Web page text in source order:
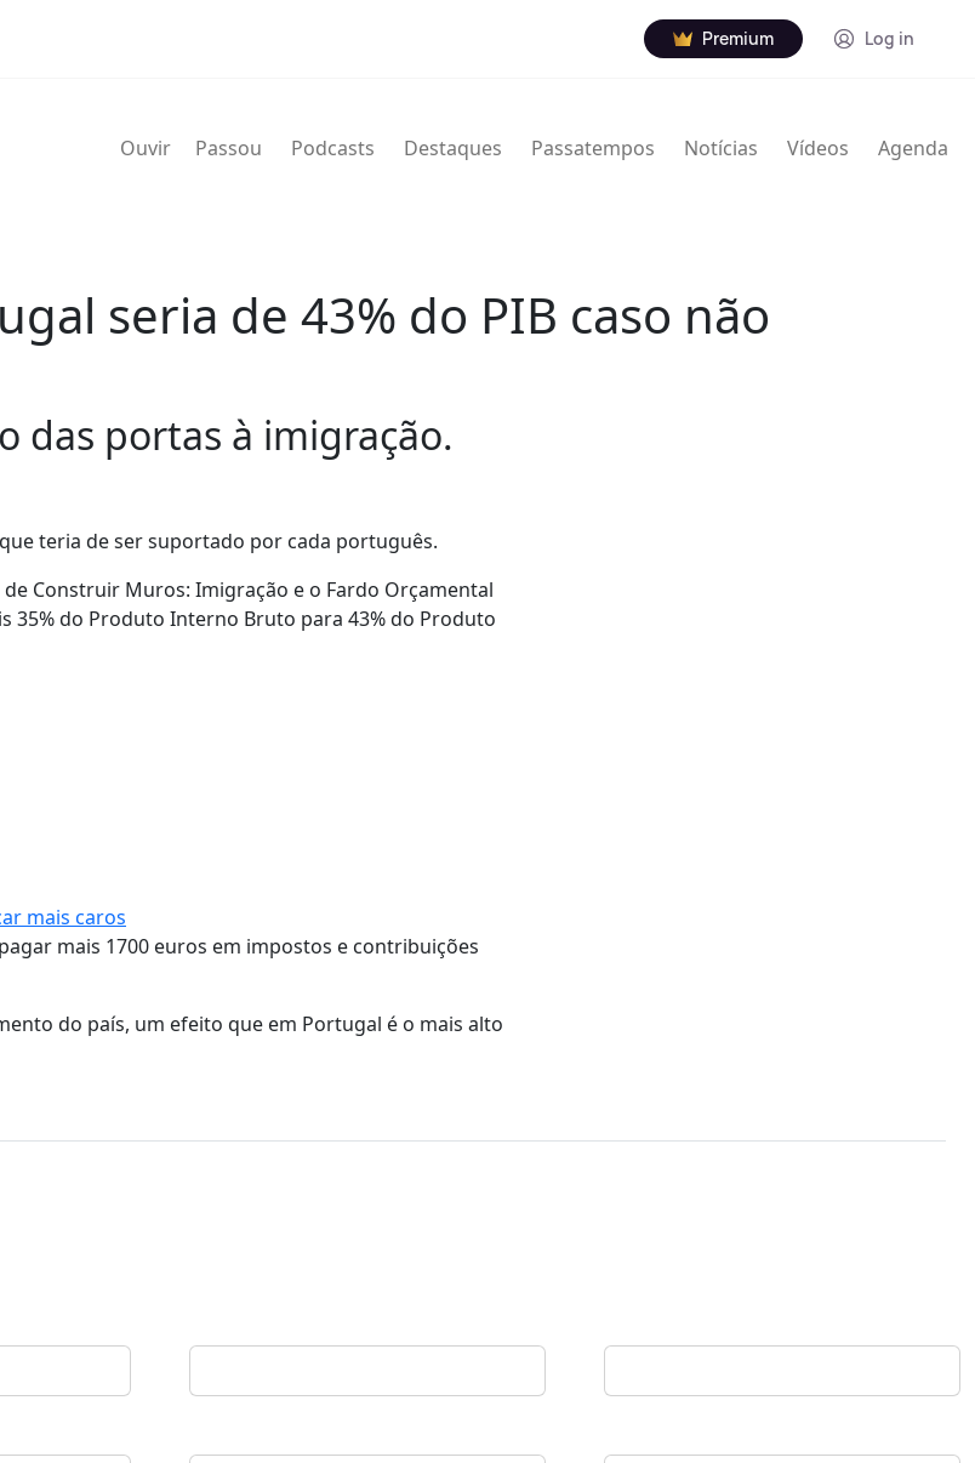
Premium Log in
Ouvir Passou Podcasts Destaques Passatempos Notícias Vídeos Agenda
seria de 43% do PIB caso não
das portas à imigração.
teria de ser suportado por cada português.
Construir Muros: Imigração e o Fardo Orçamental
35% do Produto Interno Bruto para 43% do Produto
mais caros
mais 1700 euros em impostos e contribuições
do país, um efeito que em Portugal é o mais alto